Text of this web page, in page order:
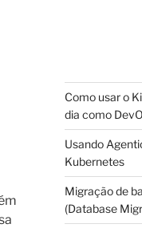
Como usar o
dia como
Usando
Kubernetes
Migração de
(Database